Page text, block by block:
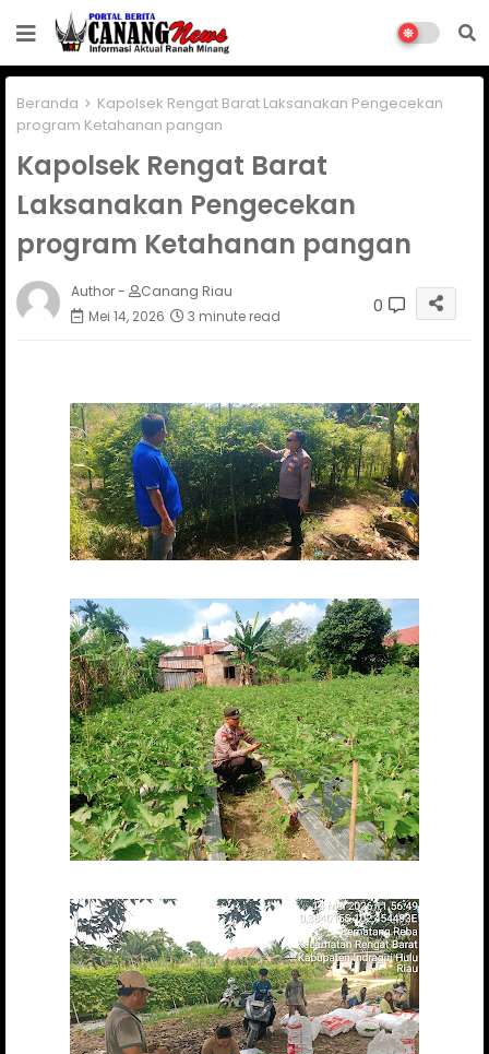
Beranda
Kapolsek Rengat Barat Laksanakan Pengecekan
program Ketahanan pangan
Kapolsek Rengat Barat
Laksanakan Pengecekan
program Ketahanan pangan
Author -
Canang Riau
Mei 14, 2026
3 minute read 0